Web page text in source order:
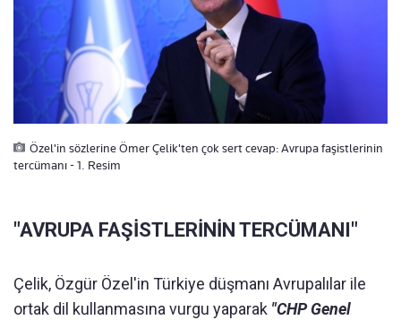
Özel'in sözlerine Ömer Çelik'ten çok sert cevap: Avrupa faşistlerinin
tercümanı - 1. Resim
"AVRUPA FAŞİSTLERİNİN TERCÜMANI"
Çelik, Özgür Özel'in Türkiye düşmanı Avrupalılar ile
ortak dil kullanmasına vurgu yaparak "CHP Genel